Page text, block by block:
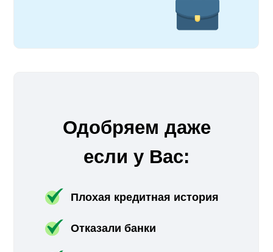
Плохая кредитная история
Одобряем даже
если у Вас:
Отказали банки